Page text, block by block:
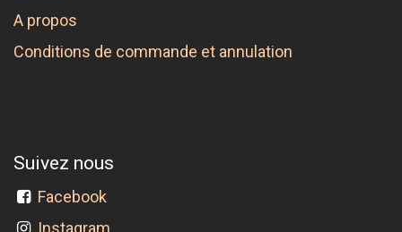
A propos
Conditions de commande et annulation
Suivez nous
Facebook
Instagram